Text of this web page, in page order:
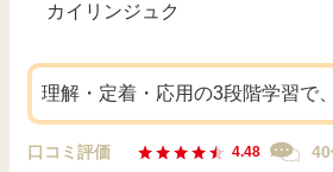
カイリンジュク
理解・定着・応用の3段階学習で
口コミ評価 4.48